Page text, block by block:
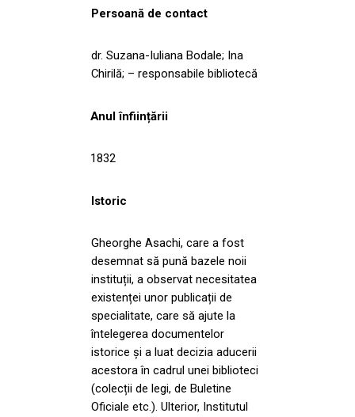
Persoană de contact
dr. Suzana-Iuliana Bodale; Ina
Chirilă; – responsabile bibliotecă
Anul înființării
1832
Istoric
Gheorghe Asachi, care a fost
desemnat să pună bazele noii
instituții, a observat necesitatea
existenței unor publicații de
specialitate, care să ajute la
întelegerea documentelor
istorice și a luat decizia aducerii
acestora în cadrul unei biblioteci
(colecții de legi, de Buletine
Oficiale etc.). Ulterior, Institutul